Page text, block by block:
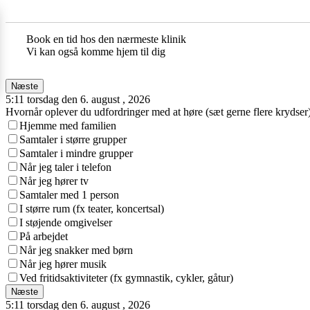
Book en tid hos den nærmeste klinik
Vi kan også komme hjem til dig
Næste
5:11 torsdag den 6. august , 2026
Hvornår oplever du udfordringer med at høre (sæt gerne flere
Hjemme med familien
Samtaler i større grupper
Samtaler i mindre grupper
Når jeg taler i telefon
Når jeg hører tv
Samtaler med 1 person
I større rum (fx teater, koncertsal)
I støjende omgivelser
På arbejdet
Når jeg snakker med børn
Når jeg hører musik
Ved fritidsaktiviteter (fx gymnastik, cykler, gåtur)
Næste
5:11 torsdag den 6. august , 2026